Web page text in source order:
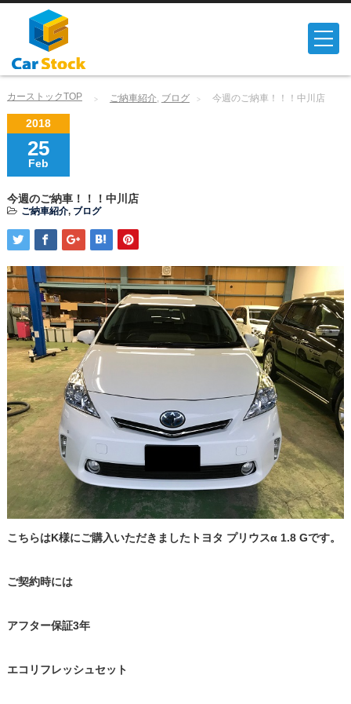
カーストックTOP ご納車紹介 ブログ 今週のご納車！！！中川店
2018
25
Feb
今週のご納車！！！中川店
ご納車紹介, ブログ
こちらはK様にご購入いただきましたトヨタ プリウスα 1.8 Gです。
ご契約時には
アフター保証3年
エコリフレッシュセット